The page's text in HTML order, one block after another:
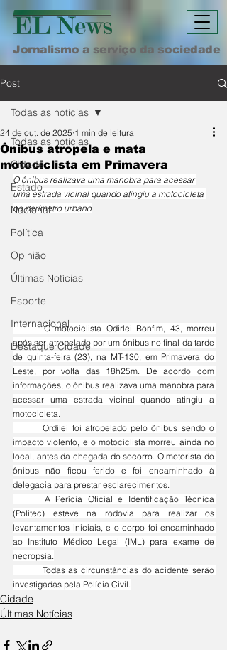
Jornalismo a serviço da sociedade
Post
Todas as notícias
Cidade
Estado
Nacional
Política
Opinião
Últimas Notícias
Esporte
Internacional
Destaque Cidade
Todas as notícias
Ônibus atropela e mata
motociclista em Primavera
24 de out. de 2025 1 min de leitura
O ônibus realizava uma manobra para acessar
uma estrada vicinal quando atingiu a motocicleta
no perímetro urbano
	O motociclista Odirlei Bonfim, 43, morreu
após ser atropelado por um ônibus no final da tarde
de quinta-feira (23), na MT-130, em Primavera do
Leste, por volta das 18h25m. De acordo com
informações, o ônibus realizava uma manobra para
acessar uma estrada vicinal quando atingiu a
motocicleta.
	Ordilei foi atropelado pelo ônibus sendo o
impacto violento, e o motociclista morreu ainda no
local, antes da chegada do socorro. O motorista do
ônibus não ficou ferido e foi encaminhado à
delegacia para prestar esclarecimentos.
(Politec) esteve na rodovia para realizar os
levantamentos iniciais, e o corpo foi encaminhado
ao Instituto Médico Legal (IML) para exame de
necropsia.
investigadas pela Polícia Civil.
Cidade
Últimas Notícias